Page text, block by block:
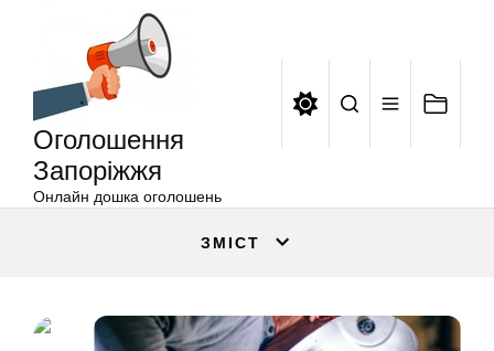
Оголошення
Запоріжжя
Онлайн дошка оголошень
ЗМІСТ